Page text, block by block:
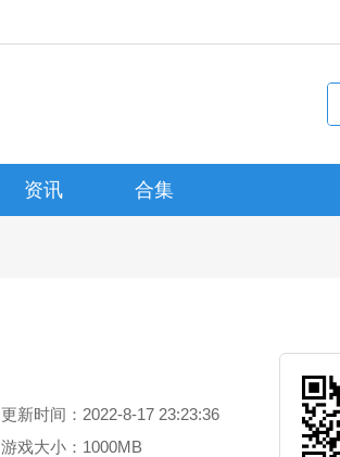
资讯 合集
更新时间：2022-8-17 23:23:36
游戏大小：1000MB